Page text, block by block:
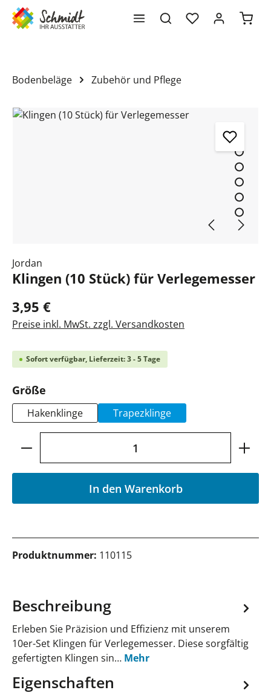
springen
Bodenbeläge Zubehör und Pflege
Bildergalerie überspringen
Jordan
Klingen (10 Stück) für Verlegemesser
3,95 €
Preise inkl. MwSt. zzgl. Versandkosten
Sofort verfügbar, Lieferzeit: 3 - 5 Tage
Größe
Hakenklinge Trapezklinge
Produkt Anzahl: Gib den gewünschten
In den Warenkorb
Produktnummer: 110115
Beschreibung
Erleben Sie Präzision und Effizienz mit unserem
10er-Set Klingen für Verlegemesser. Diese sorgfältig
gefertigten Klingen sin… Mehr
Eigenschaften